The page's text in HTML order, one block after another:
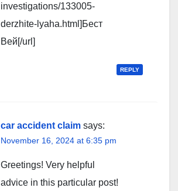
investigations/133005-
derzhite-lyaha.html]Бест
Вей[/url]
REPLY
car accident claim says:
November 16, 2024 at 6:35 pm
Greetings! Very helpful
advice in this particular post!